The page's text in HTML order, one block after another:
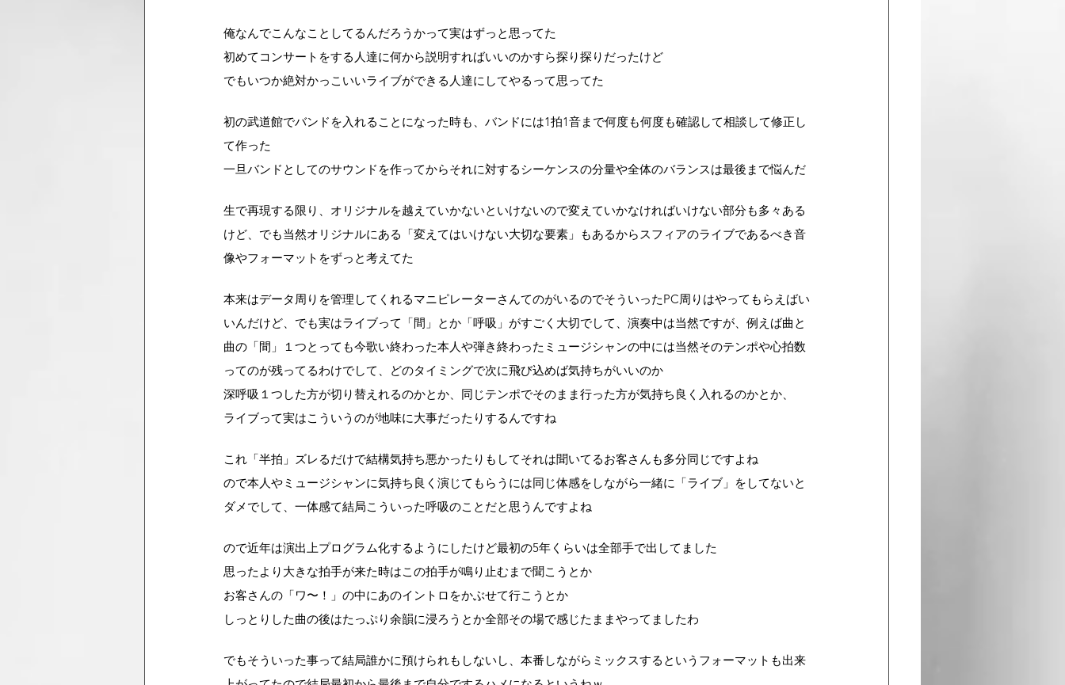
俺なんでこんなことしてるんだろうかって実はずっと思ってた
初めてコンサートをする人達に何から説明すればいいのかすら探り探りだったけど
でもいつか絶対かっこいいライブができる人達にしてやるって思ってた
初の武道館でバンドを入れることになった時も、バンドには1拍1音まで何度も何度も確認して相談して修正し
て作った
一旦バンドとしてのサウンドを作ってからそれに対するシーケンスの分量や全体のバランスは最後まで悩んだ
生で再現する限り、オリジナルを越えていかないといけないので変えていかなければいけない部分も多々ある
けど、でも当然オリジナルにある「変えてはいけない大切な要素」もあるからスフィアのライブであるべき音
像やフォーマットをずっと考えてた
本来はデータ周りを管理してくれるマニピレーターさんてのがいるのでそういったPC周りはやってもらえばい
いんだけど、でも実はライブって「間」とか「呼吸」がすごく大切でして、演奏中は当然ですが、例えば曲と
曲の「間」１つとっても今歌い終わった本人や弾き終わったミュージシャンの中には当然そのテンポや心拍数
ってのが残ってるわけでして、どのタイミングで次に飛び込めば気持ちがいいのか
深呼吸１つした方が切り替えれるのかとか、同じテンポでそのまま行った方が気持ち良く入れるのかとか、
ライブって実はこういうのが地味に大事だったりするんですね
これ「半拍」ズレるだけで結構気持ち悪かったりもしてそれは聞いてるお客さんも多分同じですよね
ので本人やミュージシャンに気持ち良く演じてもらうには同じ体感をしながら一緒に「ライブ」をしてないと
ダメでして、一体感て結局こういった呼吸のことだと思うんですよね
ので近年は演出上プログラム化するようにしたけど最初の5年くらいは全部手で出してました
思ったより大きな拍手が来た時はこの拍手が鳴り止むまで聞こうとか
お客さんの「ワ〜！」の中にあのイントロをかぶせて行こうとか
しっとりした曲の後はたっぷり余韻に浸ろうとか全部その場で感じたままやってましたわ
でもそういった事って結局誰かに預けられもしないし、本番しながらミックスするというフォーマットも出来